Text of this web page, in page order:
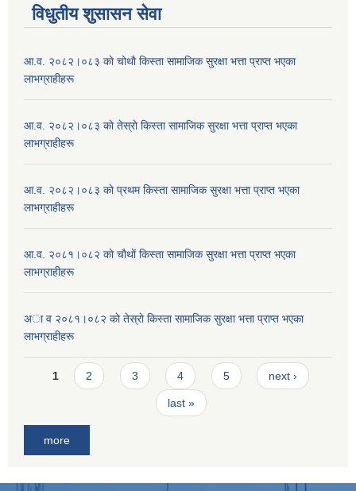
विधुतीय शुसासन सेवा
आ.व. २०८२।०८३ काे चोथाै‌ किस्ता सामाजिक सुरक्षा भत्ता प्राप्त भएका
लाभग्राहीहरू
आ.व. २०८२।०८३ काे तेस्राे किस्ता सामाजिक सुरक्षा भत्ता प्राप्त भएका
लाभग्राहीहरू
आ.व. २०८२।०८३ काे प्रथम किस्ता सामाजिक सुरक्षा भत्ता प्राप्त भएका
लाभग्राहीहरू
आ.व. २०८१।०८२ काे चाैथाें किस्ता सामाजिक सुरक्षा भत्ता प्राप्त भएका
लाभग्राहीहरू
अा व २०८१।०८२ काे तेस्राे किस्ता सामाजिक सुरक्षा भत्ता प्राप्त भएका
लाभग्राहीहरू
Pages
1 2 3 4 5 next ›
last »
more